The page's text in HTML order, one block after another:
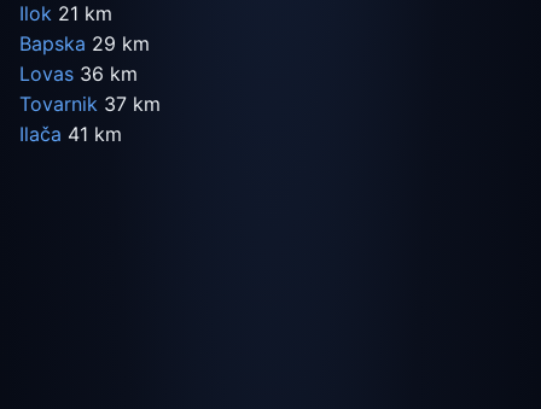
Ilok 21 km
Bapska 29 km
Lovas 36 km
Tovarnik 37 km
Ilača 41 km